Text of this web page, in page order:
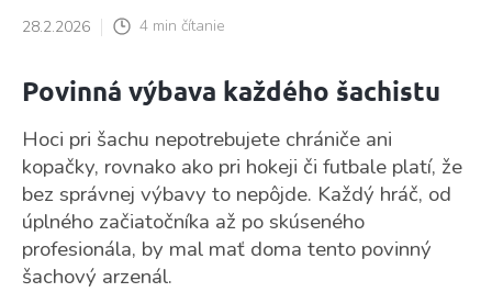
28.2.2026 4 min čítanie
Povinná výbava každého šachistu
Hoci pri šachu nepotrebujete chrániče ani
kopačky, rovnako ako pri hokeji či futbale platí, že
bez správnej výbavy to nepôjde. Každý hráč, od
úplného začiatočníka až po skúseného
profesionála, by mal mať doma tento povinný
šachový arzenál.